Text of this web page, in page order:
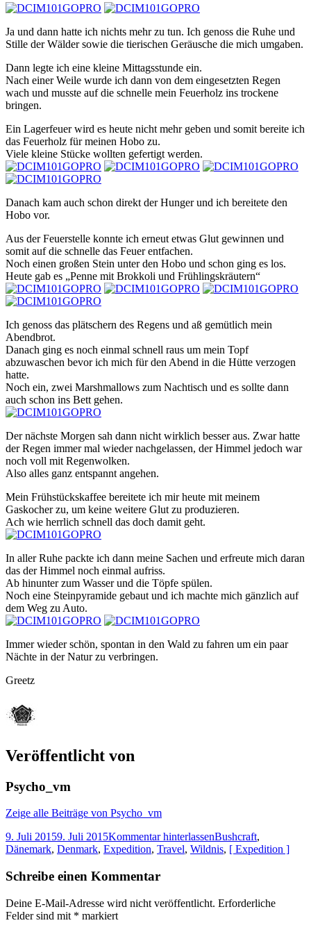
Ja und dann hatte ich nichts mehr zu tun. Ich genoss die Ruhe und
Stille der Wälder sowie die tierischen Geräusche die mich umgaben.
Dann legte ich eine kleine Mittagsstunde ein.
Nach einer Weile wurde ich dann von dem eingesetzten Regen
wach und musste auf die schnelle mein Feuerholz ins trockene
bringen.
Ein Lagerfeuer wird es heute nicht mehr geben und somit bereite ich
das Feuerholz für meinen Hobo zu.
Viele kleine Stücke wollten gefertigt werden.
Danach kam auch schon direkt der Hunger und ich bereitete den
Hobo vor.
Aus der Feuerstelle konnte ich erneut etwas Glut gewinnen und
somit auf die schnelle das Feuer entfachen.
Noch einen großen Stein unter den Hobo und schon ging es los.
Heute gab es „Penne mit Brokkoli und Frühlingskräutern“
Ich genoss das plätschern des Regens und aß gemütlich mein
Abendbrot.
Danach ging es noch einmal schnell raus um mein Topf
abzuwaschen bevor ich mich für den Abend in die Hütte verzogen
hatte.
Noch ein, zwei Marshmallows zum Nachtisch und es sollte dann
auch schon ins Bett gehen.
Der nächste Morgen sah dann nicht wirklich besser aus. Zwar hatte
der Regen immer mal wieder nachgelassen, der Himmel jedoch war
noch voll mit Regenwolken.
Also alles ganz entspannt angehen.
Mein Frühstückskaffee bereitete ich mir heute mit meinem
Gaskocher zu, um keine weitere Glut zu produzieren.
Ach wie herrlich schnell das doch damit geht.
In aller Ruhe packte ich dann meine Sachen und erfreute mich daran
das der Himmel noch einmal aufriss.
Ab hinunter zum Wasser und die Töpfe spülen.
Noch eine Steinpyramide gebaut und ich machte mich gänzlich auf
dem Weg zu Auto.
Immer wieder schön, spontan in den Wald zu fahren um ein paar
Nächte in der Natur zu verbringen.
Greetz
Veröffentlicht von
Psycho_vm
Zeige alle Beiträge von Psycho_vm
9. Juli 20159. Juli 2015Kommentar hinterlassenBushcraft,
Dänemark, Denmark, Expedition, Travel, Wildnis, [ Expedition ]
Schreibe einen Kommentar
Deine E-Mail-Adresse wird nicht veröffentlicht. Erforderliche
Felder sind mit * markiert